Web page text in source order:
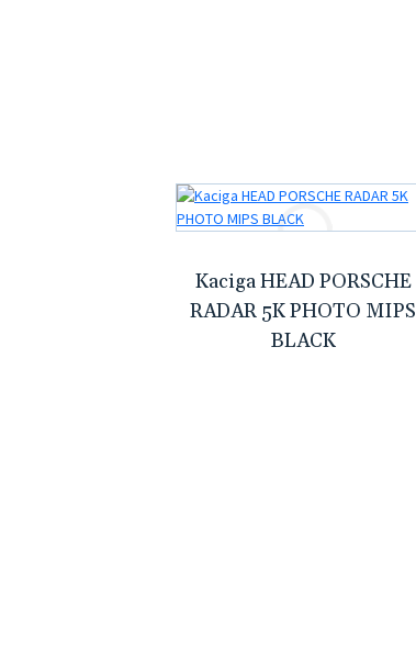
Kaciga HEAD PORSCHE
RADAR 5K PHOTO MIPS
BLACK